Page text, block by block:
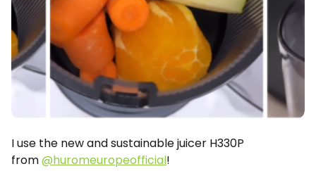
I use the new and sustainable juicer H330P
from@huromeuropeofficial!